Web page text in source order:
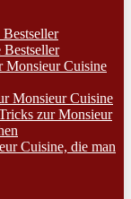
Monsieur Cuisine
Monsieur Cuisine
zur Monsieur
Cuisine, die man